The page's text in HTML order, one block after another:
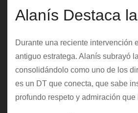
Alanís Destaca
Durante una reciente intervención
antiguo estratega. Alanís subrayó
consolidándolo como uno de los
es un DT que conecta, que sabe
profundo respeto y admiración que